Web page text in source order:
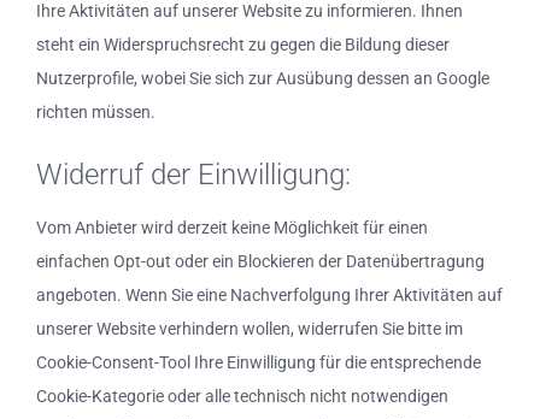
Ihre Aktivitäten auf unserer Website zu informieren. Ihnen
steht ein Widerspruchsrecht zu gegen die Bildung dieser
Nutzerprofile, wobei Sie sich zur Ausübung dessen an Google
richten müssen.
Widerruf der Einwilligung:
Vom Anbieter wird derzeit keine Möglichkeit für einen
einfachen Opt-out oder ein Blockieren der Datenübertragung
angeboten. Wenn Sie eine Nachverfolgung Ihrer Aktivitäten auf
unserer Website verhindern wollen, widerrufen Sie bitte im
Cookie-Consent-Tool Ihre Einwilligung für die entsprechende
Cookie-Kategorie oder alle technisch nicht notwendigen